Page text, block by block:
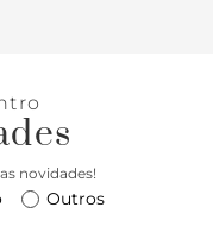
novidades!
Outros